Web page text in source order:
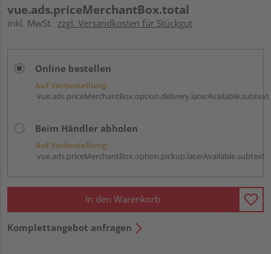
vue.ads.priceMerchantBox.total
inkl. MwSt. zzgl. Versandkosten für Stückgut
Online bestellen
Auf Vorbestellung:
vue.ads.priceMerchantBox.option.delivery.laterAvailable.subtext
Beim Händler abholen
Auf Vorbestellung:
vue.ads.priceMerchantBox.option.pickup.laterAvailable.subtext
In den Warenkorb
Komplettangebot anfragen